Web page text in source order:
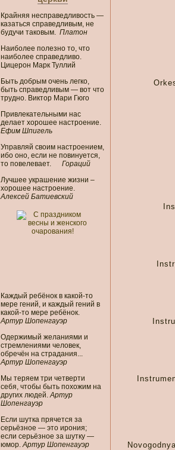
Крайняя несправедливость —
казаться справедливым, не
будучи таковым. Платон
Наиболее полезно то, что
наиболее справедливо.
Цицерон Марк Туллий
Быть добрым очень легко,
быть справедливым — вот что
трудно. Виктор Мари Гюго
Привлекательными нас
делает хорошее настроение.
Ефим Шпигель
Управляй своим настроением,
ибо оно, если не повинуется,
то повелевает. Гораций
Лучшее украшение жизни –
хорошее настроение.
Алексей Батиевский
Каждый ребёнок в какой-то
мере гений, и каждый гений в
какой-то мере ребёнок.
Артур Шопенгауэр
Одержимый желаниями и
стремлениями человек,
обречён на страдания...
Артур Шопенгауэр
Мы теряем три четверти
себя, чтобы быть похожим на
других людей.Артур
Шопенгауэр
Если шутка прячется за
серьёзное — это ирония;
если серьёзное за шутку —
юмор.Артур Шопенгауэр